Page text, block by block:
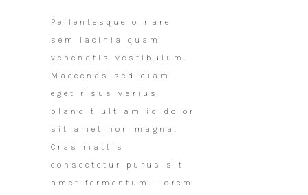
Pellentesque ornare
sem lacinia quam
venenatis vestibulum.
Maecenas sed diam
eget risus varius
blandit ult am id dolor
sit amet non magna.
Cras mattis
consectetur purus sit
amet fermentum. Lorem